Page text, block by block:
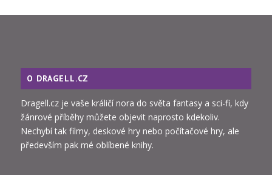
O DRAGELL.CZ
Dragell.cz je vaše králičí nora do světa fantasy a sci-fi, kdy
žánrové příběhy můžete objevit naprosto kdekoliv.
Nechybí tak filmy, deskové hry nebo počítačové hry, ale
především pak mé oblíbené knihy.